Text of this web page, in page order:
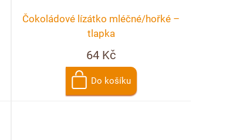
Čokoládové lízátko mléčné/hořké –
tlapka
64 Kč
Do košíku